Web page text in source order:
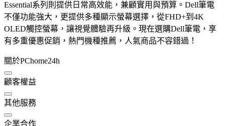
Essential系列則提供日常高效能，兼顧實用與預算。Dell筆電
不僅功能強大，更提供多種顯示螢幕選擇，從FHD+到4K
OLED觸控螢幕，讓視覺體驗再升級。現在選購Dell筆電，享
有多重優惠促銷，熱門機種推薦，人氣商品不容錯過！
關於PChome24h
顧客權益
其他服務
企業合作